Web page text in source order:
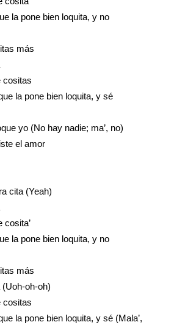
la pone bien loquita, y no
más
cositas
la pone bien loquita, y sé
yo (No hay nadie; ma’, no)
el amor
cita (Yeah)
cosita’
la pone bien loquita, y no
más
oh-oh)
cositas
la pone bien loquita, y sé (Mala’,